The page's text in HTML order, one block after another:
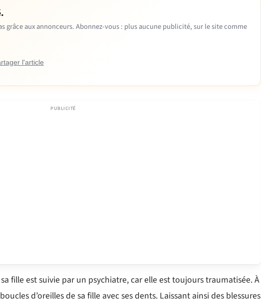
grâce aux annonceurs. Abonnez-vous : plus aucune publicité, sur le site comme
l'article
fille est suivie par un psychiatre, car elle est toujours traumatisée. À
d’oreilles de sa fille avec ses dents. Laissant ainsi des blessures